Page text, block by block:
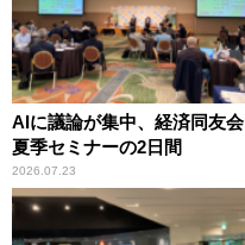
AIに議論が集中、経済同友会
夏季セミナーの2日間
2026.07.23